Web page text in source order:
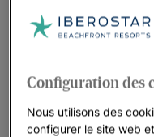
Configuration des
Nous utilisons des
configurer le site web